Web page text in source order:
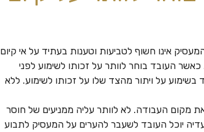
אינו חשוף לטביעות וטענות בעתיד על אי קיום
העובד בוחר לוותר על זכותו לשימוע לפני
בשימוע על ויתור מהצד שלו על זכותו לשימוע. ללא
העבודה. לא לוותר עליה ממניעים של חוסר
יוכל העובד לשעבר להערים על המעסיק לתבוע